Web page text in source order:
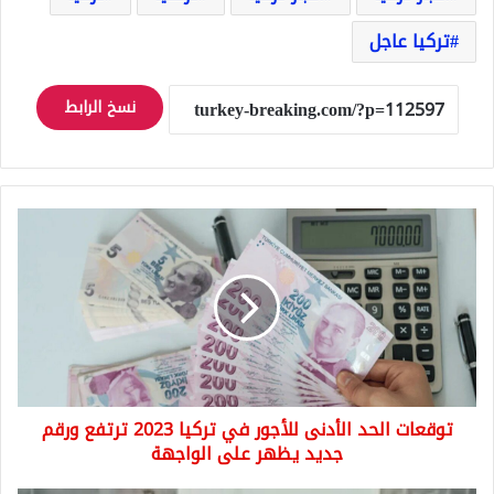
تركيا عاجل
نسخ الرابط
توقعات
الحد
في
تركيا
2023
ترتفع
ورقم
جديد
توقعات الحد الأدنى للأجور في تركيا 2023 ترتفع ورقم
جديد يظهر على الواجهة